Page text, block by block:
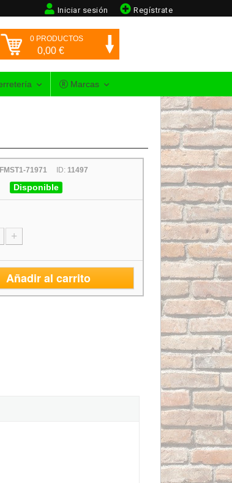
Regístrate
Iniciar sesión
0 PRODUCTOS
0,00 €
Marcas
FMST1-71971 ID: 11497
Disponible
+
Añadir al carrito